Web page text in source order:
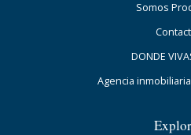
Somos
DONDE
Agencia